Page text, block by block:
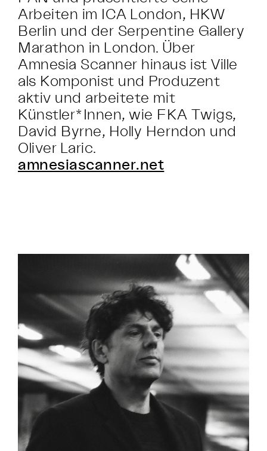
Arbeiten im ICA London, HKW
Berlin und der Serpentine Gallery
Marathon in London. Über
Amnesia Scanner hinaus ist Ville
als Komponist und Produzent
aktiv und arbeitete mit
Künstler*Innen, wie FKA Twigs,
David Byrne, Holly Herndon und
Oliver Laric.
amnesiascanner.net